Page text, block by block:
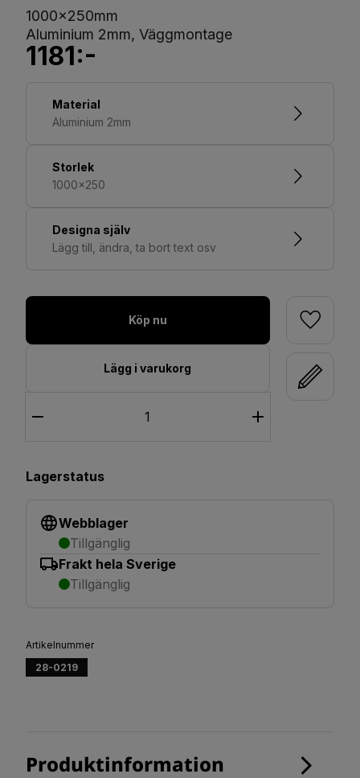
1000x250mm
Aluminium 2mm, Väggmontage
1181:-
Material
Aluminium 2mm
Storlek
1000x250
Designa själv
Lägg till, ändra, ta bort text osv
Köp nu
Lägg i varukorg
Lagerstatus
Webblager
Tillgänglig
Frakt hela Sverige
Tillgänglig
Artikelnummer
28-0219
Produktinformation